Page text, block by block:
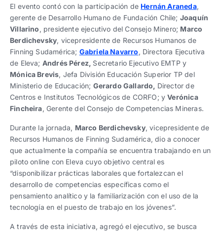
El evento contó con la participación de Hernán Araneda,
gerente de Desarrollo Humano de Fundación Chile; Joaquín
Villarino , presidente ejecutivo del Consejo Minero; Marco
Berdichevsky, vicepresidente de Recursos Humanos de
Finning Sudamérica; Gabriela Navarro , Directora Ejecutiva
de Eleva; Andrés Pérez, Secretario Ejecutivo EMTP y
Mónica Brevis, Jefa División Educación Superior TP del
Ministerio de Educación; Gerardo Gallardo, Director de
Centros e Institutos Tecnológicos de CORFO; yVerónica
Fincheira, Gerente del Consejo de Competencias Mineras.
Durante la jornada, Marco Berdichevsky, vicepresidente de
Recursos Humanos de Finning Sudamérica, dio a conocer
que actualmente la compañía se encuentra trabajando en un
piloto online con Eleva cuyo objetivo central es
“disponibilizar prácticas laborales que fortalezcan el
desarrollo de competencias específicas como el
pensamiento analítico y la familiarización con el uso de la
tecnología en el puesto de trabajo en los jóvenes”.
A través de esta iniciativa, agregó el ejecutivo, se busca